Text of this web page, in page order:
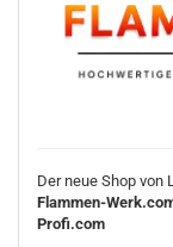
Der neue Shop von
Flammen-
Profi.com